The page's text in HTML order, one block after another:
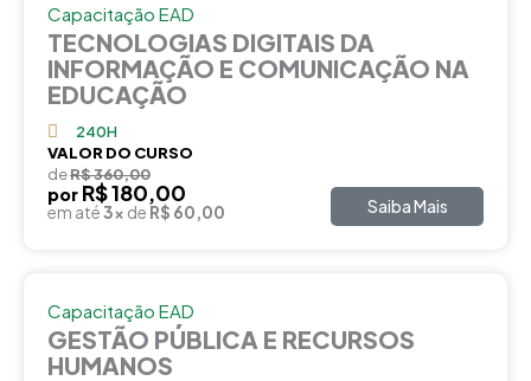
Capacitação EAD
TECNOLOGIAS DIGITAIS DA
INFORMAÇÃO E COMUNICAÇÃO NA
EDUCAÇÃO
240H
VALOR DO CURSO
deR$ 360,00
por R$ 180,00
em até3x de R$ 60,00 Saiba Mais
Capacitação EAD
GESTÃO PÚBLICA E RECURSOS
HUMANOS